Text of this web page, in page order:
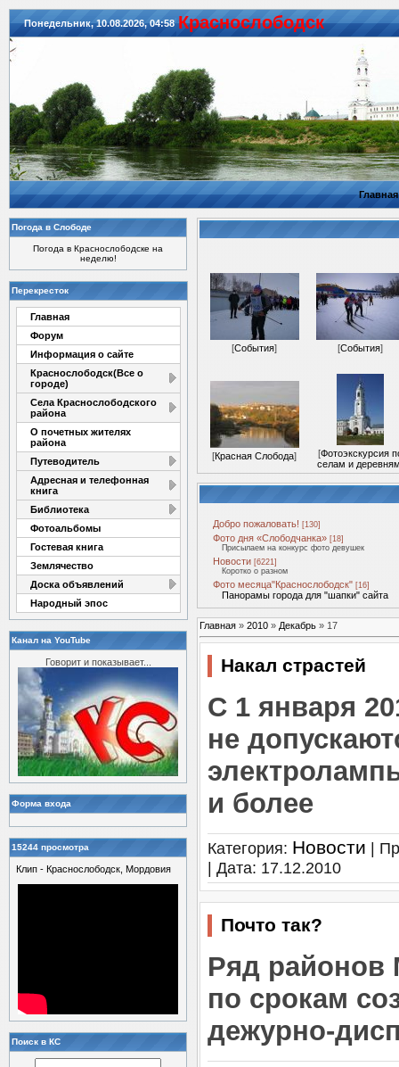
Понедельник, 10.08.2026, 04:58 Красноcлободск
Главная
Погода в Слободе
Погода в Краснослободске на
неделю!
Перекресток
Главная
Форум
Информация о сайте
Краснослободск(Все о
городе)
Села Краснослободского
района
О почетных жителях
района
Путеводитель
Адресная и телефонная
книга
Библиотека
Фотоальбомы
Гостевая книга
Землячество
Доска объявлений
Народный эпос
Канал на YouTube
Говорит и показывает...
Форма входа
15244 просмотра
Клип - Краснослободск, Мордовия
Поиск в КС
[События] [События]
[Красная Слобода] [Фотоэкскурсия
селам и
Добро пожаловать! [130]
Фото дня «Слободчанка» [18]
Присылаем на конкурс фото девушек
Новости [6221]
Коротко о разном
Фото месяца"Краснослободск" [16]
Панорамы города для "шапки" сайта
Главная » 2010 » Декабрь » 17
Накал страстей
C 1 января
не
и более
Категория: Новости |
| Дата: 17.12.2010
Почто так?
Ряд районов
по срокам
дежурно-